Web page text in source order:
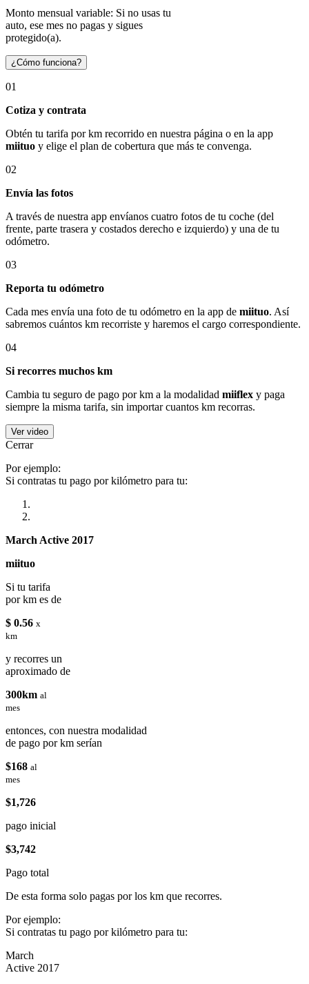
Monto mensual variable: Si no usas tu
auto, ese mes no pagas y sigues
protegido(a).
¿Cómo funciona?
01
Cotiza y contrata
Obtén tu tarifa por km recorrido en nuestra página o en la app
miituo y elige el plan de cobertura que más te convenga.
02
Envía las fotos
A través de nuestra app envíanos cuatro fotos de tu coche (del
frente, parte trasera y costados derecho e izquierdo) y una de tu
odómetro.
03
Reporta tu odómetro
Cada mes envía una foto de tu odómetro en la app de miituo. Así
sabremos cuántos km recorriste y haremos el cargo correspondiente.
04
Si recorres muchos km
Cambia tu seguro de pago por km a la modalidad miiflex y paga
siempre la misma tarifa, sin importar cuantos km recorras.
Ver video
Cerrar
Por ejemplo:
Si contratas tu pago por kilómetro para tu:
March Active 2017
miituo
Si tu tarifa
por km es de
$ 0.56 x
km
y recorres un
aproximado de
300km al
mes
entonces, con nuestra modalidad
de pago por km serían
$168 al
mes
$1,726
pago inicial
$3,742
Pago total
De esta forma solo pagas por los km que recorres.
Por ejemplo:
Si contratas tu pago por kilómetro para tu:
March
Active 2017